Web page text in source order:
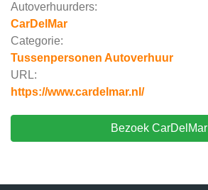
Autoverhuurders:
CarDelMar
Categorie:
Tussenpersonen Autoverhuur
URL:
https://www.cardelmar.nl/
Bezoek CarDelMar